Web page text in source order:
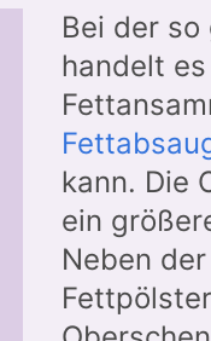
Bei der so
handelt
kann. Die
ein
Neben